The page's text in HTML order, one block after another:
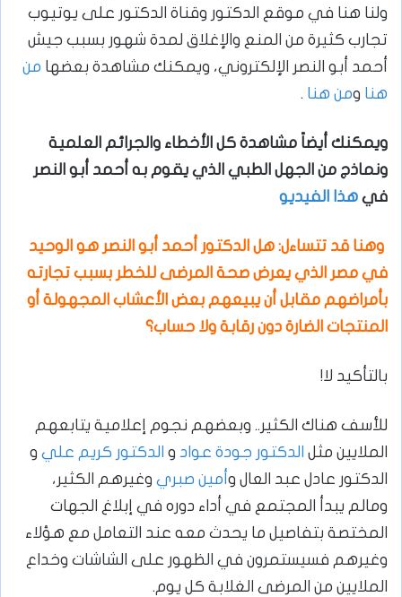
ولنا هنا في موقع الدكتور وقناة الدكتور على يوتيوب
تجارب كثيرة من المنع والإغلاق لمدة شهور بسبب جيش
أحمد أبو النصر الإلكتروني، ويمكنك مشاهدة بعضها من
هنا ومن هنا .
ويمكنك أيضاً مشاهدة كل الأخطاء والجرائم العلمية
ونماذج من الجهل الطبي الذي يقوم به أحمد أبو النصر
في هذا الفيديو
وهنا قد تتساءل: هل الدكتور أحمد أبو النصر هو الوحيد
في مصر الذي يعرض صحة المرضى للخطر بسبب تجارته
بأمراضهم مقابل أن يبيعهم بعض الأعشاب المجهولة أو
المنتجات الضارة دون رقابة ولا حساب؟
بالتأكيد لا!
للأسف هناك الكثير.. وبعضهم نجوم إعلامية يتابعهم
الملايين مثل الدكتور جودة عواد و الدكتور كريم علي و
الدكتور عادل عبد العال و أمين صبري وغيرهم الكثير،
ومالم يبدأ المجتمع في أداء دوره في إبلاغ الجهات
المختصة بتفاصيل ما يحدث معه عند التعامل مع هؤلاء
وغيرهم فسيستمرون في الظهور على الشاشات وخداع
الملايين من المرضى الغلابة كل يوم.